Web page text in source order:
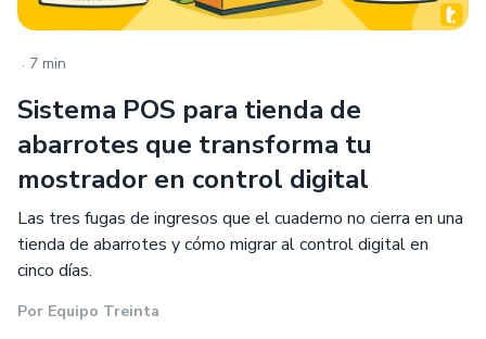
. 7 min
Sistema POS para tienda de
abarrotes que transforma tu
mostrador en control digital
Las tres fugas de ingresos que el cuaderno no cierra en una
tienda de abarrotes y cómo migrar al control digital en
cinco días.
Por Equipo Treinta